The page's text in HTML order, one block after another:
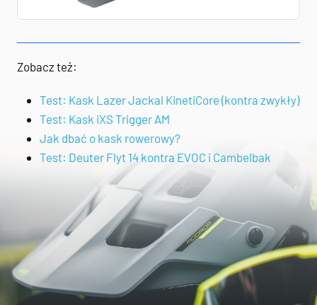
Zobacz też:
Test: Kask Lazer Jackal KinetiCore (kontra zwykły)
Test: Kask iXS Trigger AM
Jak dbać o kask rowerowy?
Test: Deuter Flyt 14 kontra EVOC i Cambelbak